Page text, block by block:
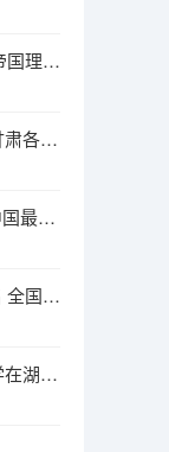
帝国理工大学专业排名 帝国理工学院本科申请条件有哪些
2025年高考兰州大学在甘肃各批次选科要求有哪些
殡葬学专业大学排名（中国最好的殡仪大学）
计算机专业排名大学排名 全国计算机专业最好的学校排名
2025年高考沈阳工业大学在湖南各批次选科要求有哪些